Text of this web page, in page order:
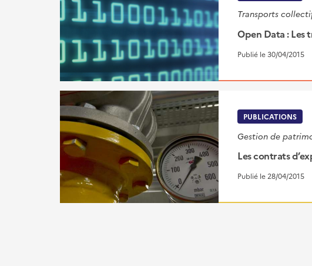
Transports
Open Data : Les
Publié le 30/04/2015
PUBLICATIONS
Gestion de
Les contrats
Publié le 28/04/2015